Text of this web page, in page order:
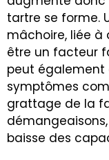
tartre se forme.
mâchoire, liée à
être un facteur
peut également
symptômes
grattage de la
baisse des